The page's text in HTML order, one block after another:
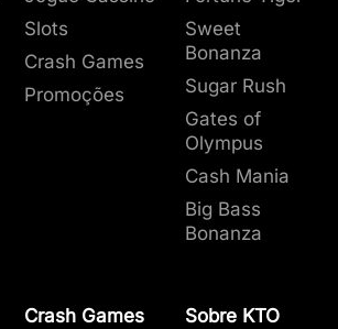
Slots
Crash Games
Promoções
Sweet
Bonanza
Sugar Rush
Gates of
Olympus
Cash Mania
Big Bass
Bonanza
Crash Games
Sobre KTO